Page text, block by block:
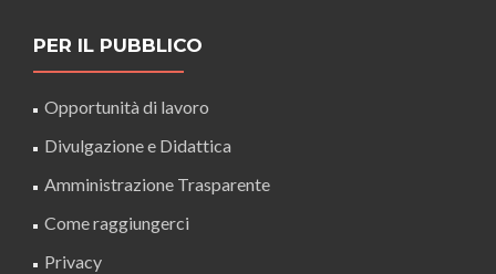
PER IL PUBBLICO
Opportunità di lavoro
Divulgazione e Didattica
Amministrazione Trasparente
Come raggiungerci
Privacy